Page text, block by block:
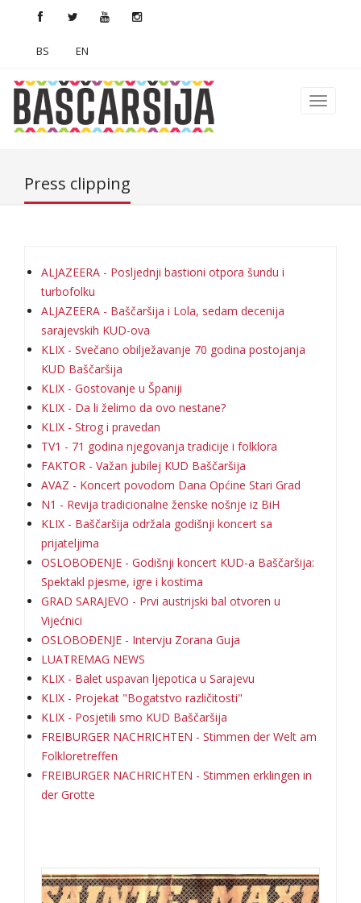
BS EN
Press clipping
ALJAZEERA - Posljednji bastioni otpora šundu i
turbofolku
ALJAZEERA - Baščaršija i Lola, sedam decenija
sarajevskih KUD-ova
KLIX - Svečano obilježavanje 70 godina postojanja
KUD Baščaršija
KLIX - Gostovanje u Španiji
KLIX - Da li želimo da ovo nestane?
KLIX - Strog i pravedan
TV1 - 71 godina njegovanja tradicije i folklora
FAKTOR - Važan jubilej KUD Baščaršija
AVAZ - Koncert povodom Dana Općine Stari Grad
N1 - Revija tradicionalne ženske nošnje iz BiH
KLIX - Baščaršija održala godišnji koncert sa
prijateljima
OSLOBOĐENJE - Godišnji koncert KUD-a Baščaršija:
Spektakl pjesme, igre i kostima
GRAD SARAJEVO - Prvi austrijski bal otvoren u
Vijećnici
OSLOBOĐENJE - Intervju Zorana Guja
LUATREMAG NEWS
KLIX - Balet uspavan ljepotica u Sarajevu
KLIX - Projekat "Bogatstvo različitosti"
KLIX - Posjetili smo KUD Baščaršija
FREIBURGER NACHRICHTEN - Stimmen der Welt am
Folkloretreffen
FREIBURGER NACHRICHTEN - Stimmen erklingen in
der Grotte